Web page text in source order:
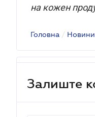
на кожен
Головна / Новини
Залиште